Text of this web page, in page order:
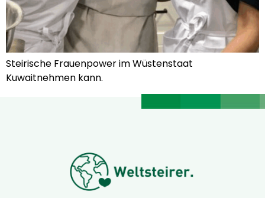
Steirische Frauenpower im Wüstenstaat
Kuwaitnehmen kann.